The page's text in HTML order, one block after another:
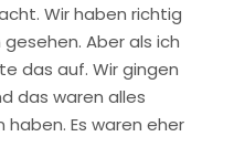
Wir haben richtig
Aber als ich
das auf. Wir gingen
das waren alles
haben. Es waren eher